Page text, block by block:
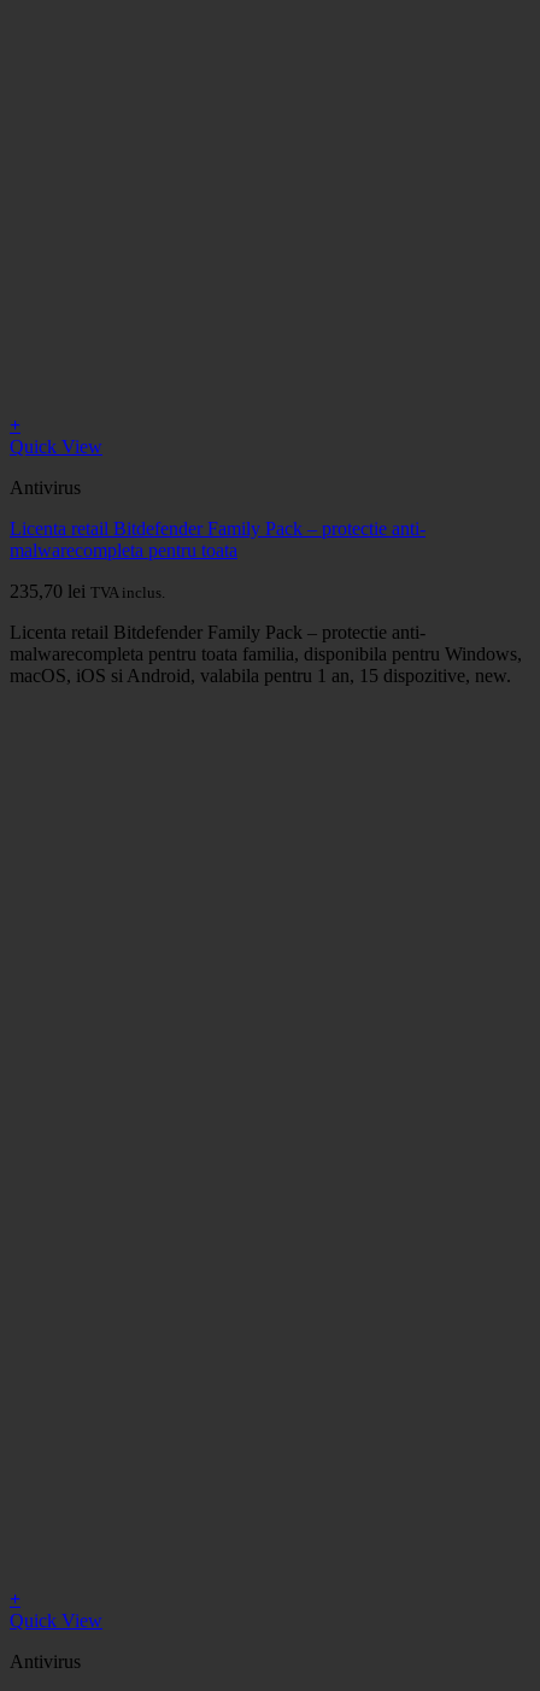
+
Quick View
Antivirus
Licenta retail Bitdefender Family Pack – protectie anti-
malwarecompleta pentru toata
235,70 lei TVA inclus.
Licenta retail Bitdefender Family Pack – protectie anti-
malwarecompleta pentru toata familia, disponibila pentru Windows,
macOS, iOS si Android, valabila pentru 1 an, 15 dispozitive, new.
+
Quick View
Antivirus